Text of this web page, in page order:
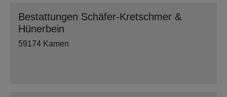
Bestattungen Schäfer-Kretschmer &
Hünerbein
59174 Kamen